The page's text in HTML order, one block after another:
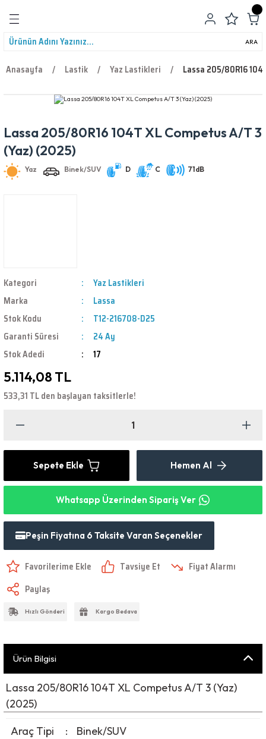
ARA
Anasayfa Lastik Yaz Lastikleri Lassa 205/80R16
Lassa 205/80R16 104T XL Competus A/T 3
(Yaz) (2025)
Kategori
Yaz Lastikleri
Marka
Lassa
Stok Kodu
T12-216708-D25
Garanti Süresi
24 Ay
Stok Adedi
17
5.114,08 TL
533,31 TL den başlayan taksitlerle!
Sepete Ekle Hemen Al
Whatsapp Üzerinden Sipariş Ver
Peşin Fiyatına 6 Taksite Varan Seçenekler
Tavsiye Et
Fiyat Alarmı
Paylaş
Hızlı Gönderi Kargo Bedava
Ürün Bilgisi
Lassa 205/80R16 104T XL Competus A/T 3 (Yaz)
(2025)
Araç Tipi
:
Binek/SUV